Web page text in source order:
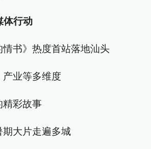
体行动
书》热度首站落地汕头
产业等多维度
精彩故事
大片走遍多城